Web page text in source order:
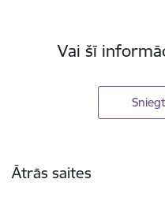
Vai šī
Ātrās saites